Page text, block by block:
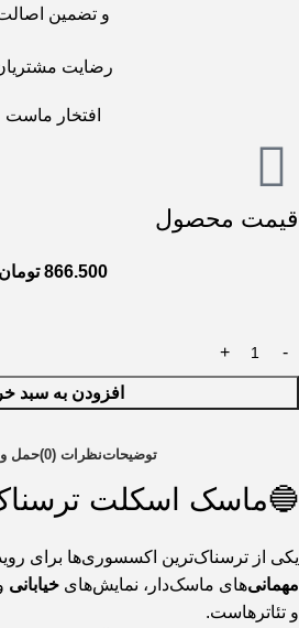
و تضمین
رضایت
افتخار ماست
قیمت محصول
866.500 تومان
افزودن به سبد
توضیحاتنظرات (0) حمل و
🔵ماسک اسکلت
یکی از ترسناک‌ترین اکسسوری‌ها برای
مهمانی‌های ماسک‌دار، نمایش‌های خیابانی
و تئاترهاست.